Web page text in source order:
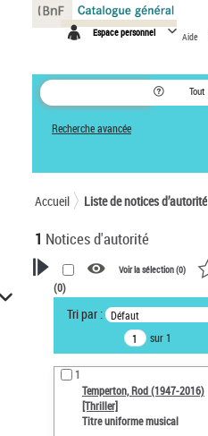
Espace personnel Aide
Tout
Recherche avancée
Accueil Liste de notices d’autorité
1 Notices d'autorité
VOTRE RECHERCHE
Recherche avancée dans les
notices d’autorité
Œuvres liées à l'auteur :
Temperton, Rod (1947-2016)
Voir la sélection (0)
(0)
Tri par : Défaut
sur 1
1
Temperton, Rod (1947-2016)
[Thriller]
Titre uniforme musical
Panneau de gestion des cookies